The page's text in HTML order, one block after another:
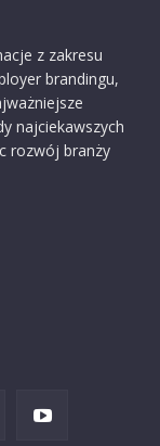
z zakresu
brandingu,
najciekawszych
rozwój branży